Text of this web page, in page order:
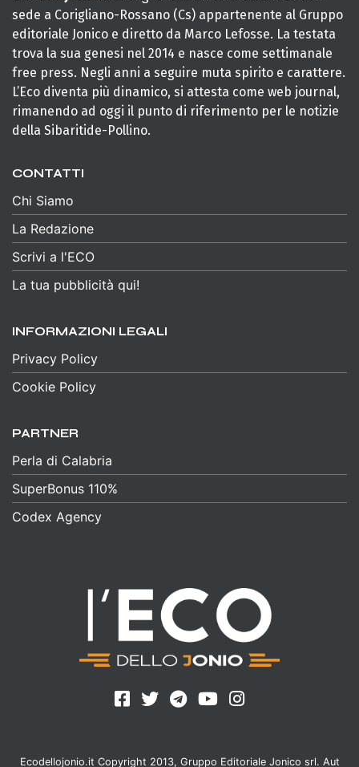
sede a Corigliano-Rossano (Cs) appartenente al Gruppo
editoriale Jonico e diretto da Marco Lefosse. La testata
trova la sua genesi nel 2014 e nasce come settimanale
free press. Negli anni a seguire muta spirito e carattere.
L’Eco diventa più dinamico, si attesta come web journal,
rimanendo ad oggi il punto di riferimento per le notizie
della Sibaritide-Pollino.
CONTATTI
Chi Siamo
La Redazione
Scrivi a l'ECO
La tua pubblicità qui!
INFORMAZIONI LEGALI
Privacy Policy
Cookie Policy
PARTNER
Perla di Calabria
SuperBonus 110%
Codex Agency
Ecodellojonio.it Copyright 2013, Gruppo Editoriale Jonico srl. Aut